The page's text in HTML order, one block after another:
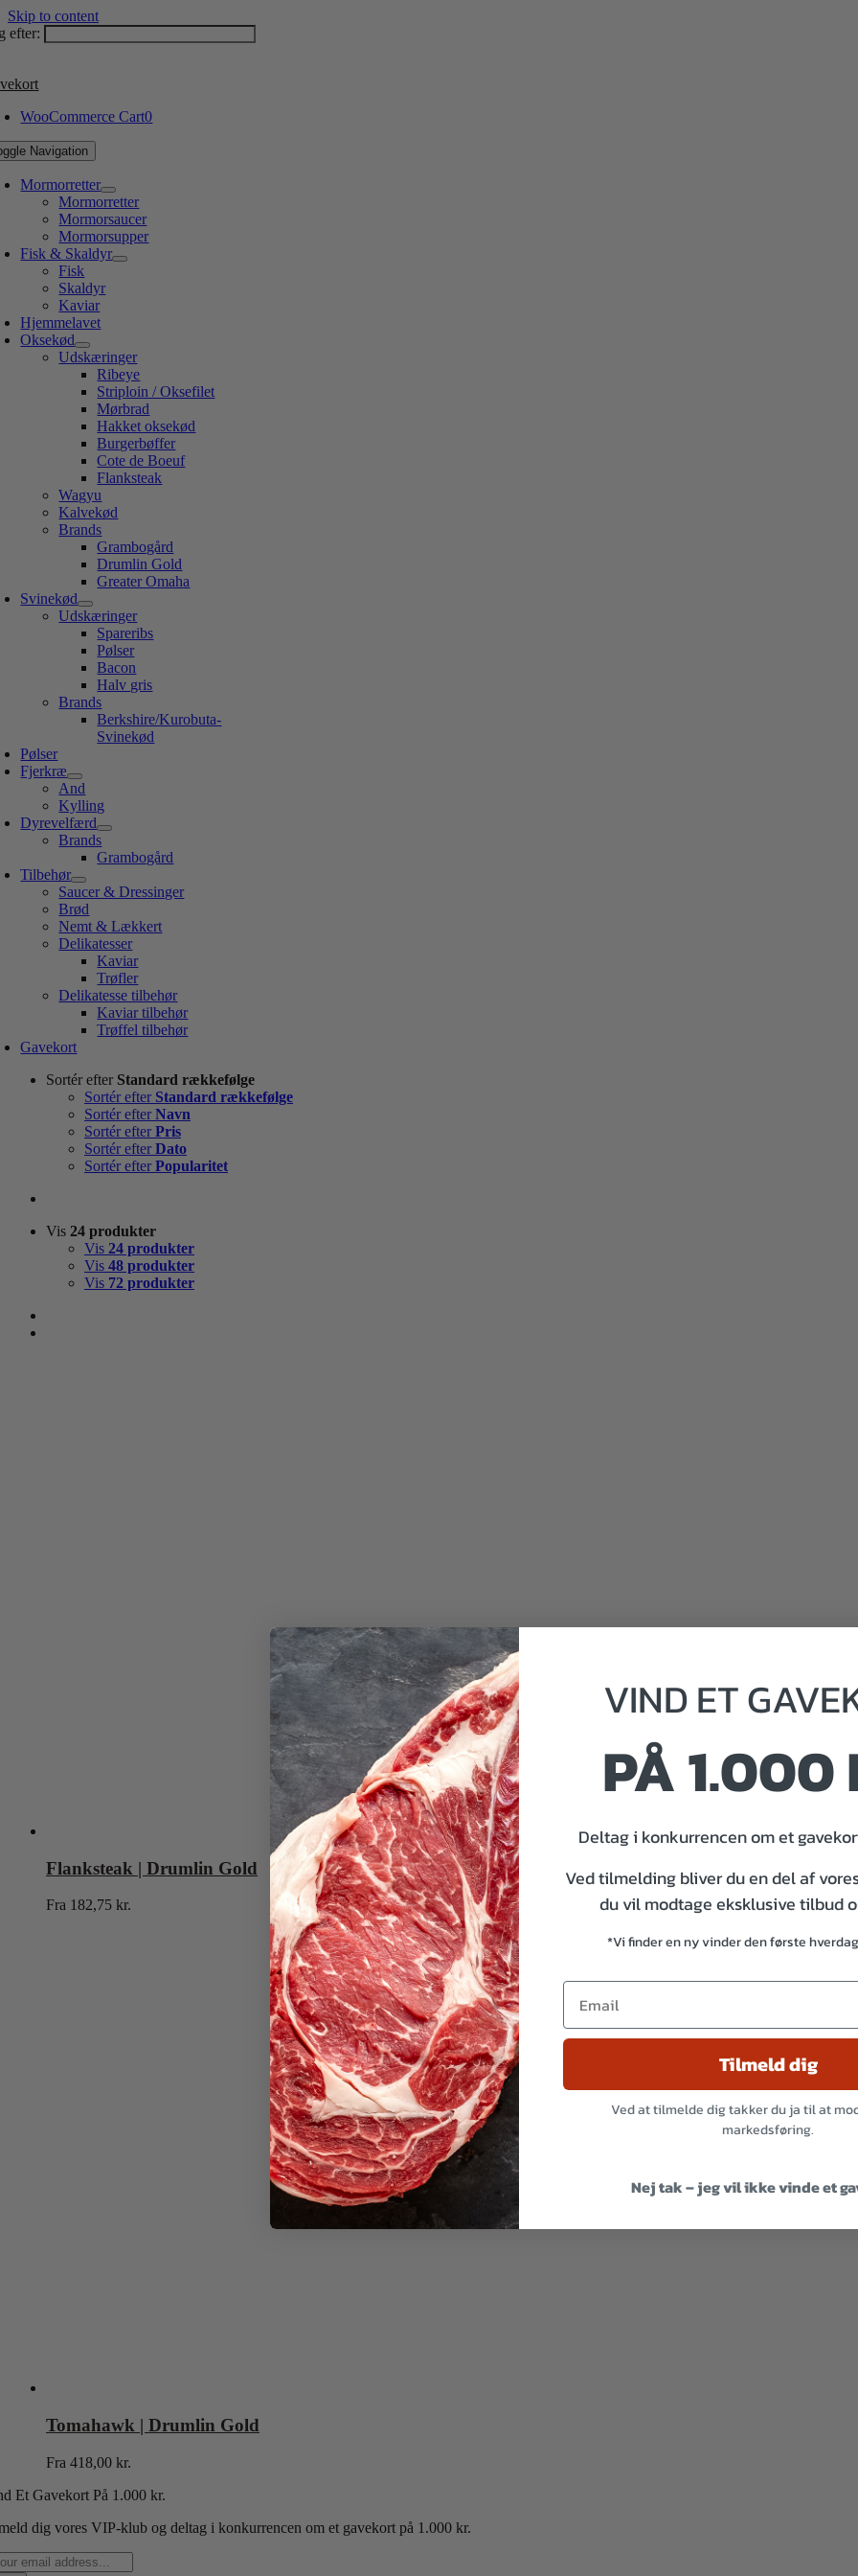
Skip to content
efter:
WooCommerce Cart0
Navigation
Mormorretter
Mormorretter
Mormorsaucer
Mormorsupper
Fisk & Skaldyr
Fisk
Skaldyr
Kaviar
Hjemmelavet
Oksekød
Udskæringer
Ribeye
Striploin / Oksefilet
Mørbrad
Hakket oksekød
Burgerbøffer
Cote de Boeuf
Flanksteak
Wagyu
Kalvekød
Brands
Grambogård
Drumlin Gold
Greater Omaha
Svinekød
Udskæringer
Spareribs
Pølser
Bacon
Halv gris
Brands
Berkshire/Kurobuta-
Svinekød
Pølser
Fjerkræ
And
Kylling
Dyrevelfærd
Brands
Grambogård
Tilbehør
Saucer & Dressinger
Brød
Nemt & Lækkert
Delikatesser
Kaviar
Trøfler
Delikatesse tilbehør
Kaviar tilbehør
Trøffel tilbehør
Gavekort
Sortér efter Standard rækkefølge
Sortér efter Standard rækkefølge
Sortér efter Navn
Sortér efter Pris
Sortér efter Dato
Sortér efter Popularitet
Vis 24 produkter
Vis 24 produkter
Vis 48 produkter
Vis 72 produkter
Flanksteak | Drumlin Gold
Fra 182,75 kr.
Tomahawk | Drumlin Gold
Fra 418,00 kr.
Et Gavekort På 1.000 kr.
dig vores VIP-klub og deltag i konkurrencen om et gavekort på 1.000 kr.
VINDET
PÅ 1.000
Deltag i konkurrencen om et
Ved tilmelding bliver du en del af
du vil modtage eksklusive tilbud
*Vi finder en ny vinder den første
Tilmeld dig
Ved at tilmelde dig takker du ja til at
markedsføring.
Nej tak – jeg vil ikke vinde et